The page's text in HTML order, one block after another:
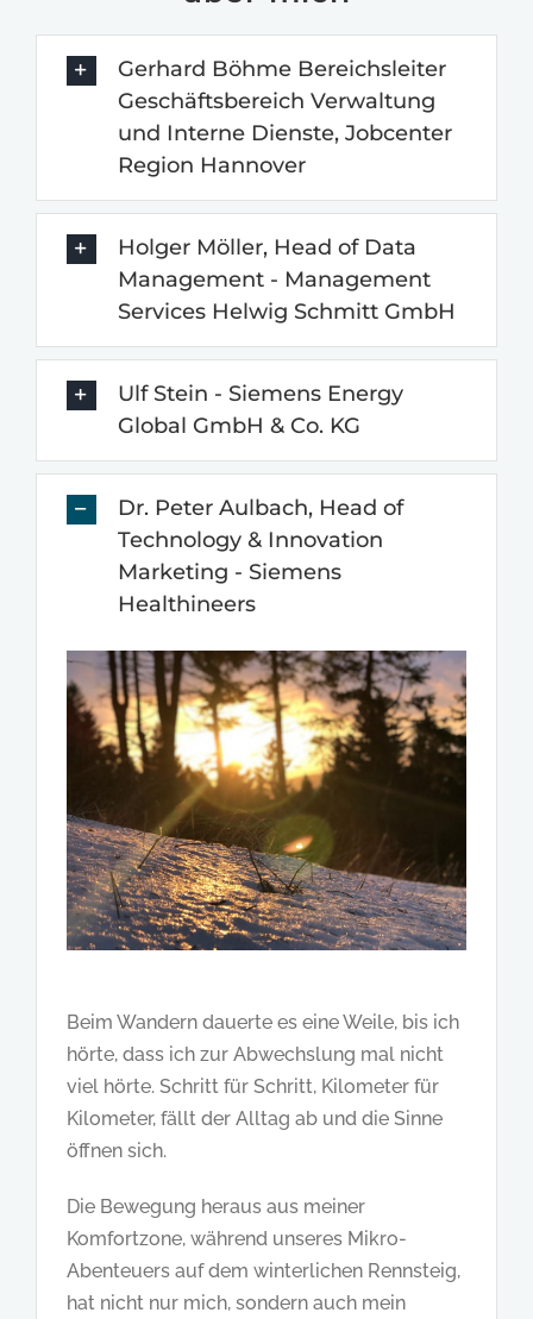
Gerhard Böhme Bereichsleiter
Geschäftsbereich Verwaltung
und Interne Dienste, Jobcenter
Region Hannover
Holger Möller, Head of Data
Management - Management
Services Helwig Schmitt GmbH
Ulf Stein - Siemens Energy
Global GmbH & Co. KG
Dr. Peter Aulbach, Head of
Technology & Innovation
Marketing - Siemens
Healthineers
Beim Wandern dauerte es eine Weile, bis ich
hörte, dass ich zur Abwechslung mal nicht
viel hörte. Schritt für Schritt, Kilometer für
Kilometer, fällt der Alltag ab und die Sinne
öffnen sich.
Die Bewegung heraus aus meiner
Komfortzone, während unseres Mikro-
Abenteuers auf dem winterlichen Rennsteig,
hat nicht nur mich, sondern auch mein